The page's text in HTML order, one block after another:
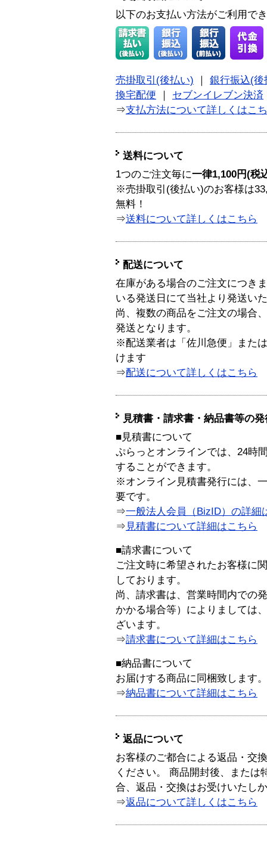
以下のお支払い方法がご利用で
売掛取引(後払い)
銀行振込(後
換宅配便
セブンイレブン決済
⇒支払方法について詳しくはこ
送料について
1つのご注文毎に一律1,100円(税
※売掛取引(後払い)のお客様は
無料！
⇒送料について詳しくはこちら
配送について
在庫がある場合のご注文につき
いる発送日にて当社より発送い
尚、複数の商品をご注文の場合
発送となります。
※配送業者は「佐川急便」また
けます
⇒配送について詳しくはこちら
見積書・請求書・納品書等の
■見積書について
ぷらっとオンラインでは、24時
することができます。
※オンライン見積書発行には、
要です。
⇒一般法人会員（BizID）の詳細
⇒ 見積書について詳細はこちら
■請求書について
ご注文時に希望されたお客様に
しております。
尚、請求書は、営業時間内での
かかる場合等）によりましては
ざいます。
⇒請求書について詳細はこちら
■納品書について
お届けする商品に同梱致します。
⇒納品書について詳細はこちら
返品について
お客様のご都合による返品・交
ください。 商品開封後、または
合、返品・交換はお受けいたし
⇒返品について詳しくはこちら